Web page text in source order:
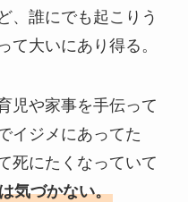
、誰にでも起こりう
て大いにあり得る。
児や家事を手伝って
イジメにあってた
死にたくなっていて
気づかない。